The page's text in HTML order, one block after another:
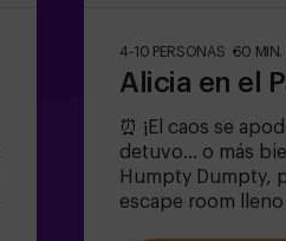
4-10 PERSONAS 60 MIN.
Alicia en el
⏰ ¡El caos se
detuvo... o más
Humpty Dumpty,
escape room